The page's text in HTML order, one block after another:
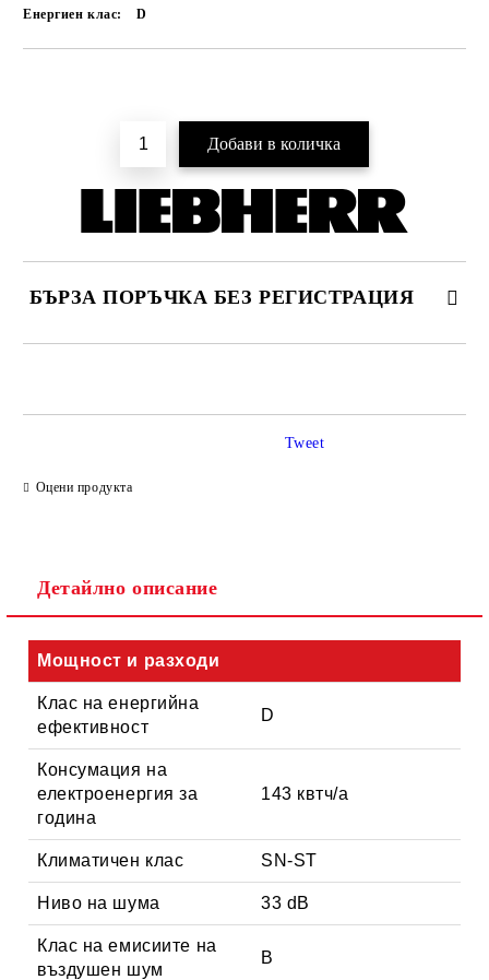
Енергиен клас:
D
БЪРЗА ПОРЪЧКА БЕЗ РЕГИСТРАЦИЯ
Ние ще се свържем с вас в рамките на работния ден.
Оцени продукта
Tweet
Детайлно описание
Мощност и разходи
Клас на енергийна
ефективност
D
Консумация на
електроенергия за
година
143 квтч/a
Климатичен клас SN-ST
Ниво на шума 33 dB
Клас на емисиите на
въздушен шум
B